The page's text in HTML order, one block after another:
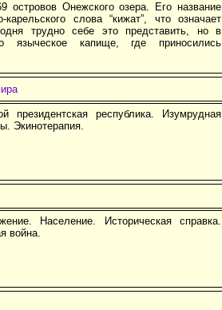
Онежского озера. Его название
карельского слова “кижат”, что означает
трудно себе это представить, но в
языческое капище, где приносились
президентская республика. Изумрудная
Экинотерапия.
Население. Историческая справка.
война.